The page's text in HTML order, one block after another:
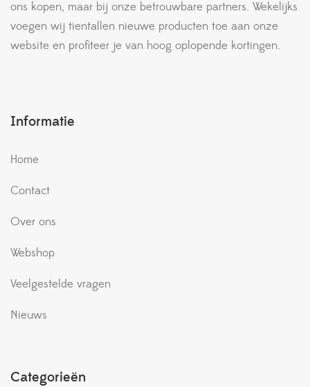
ons kopen, maar bij onze betrouwbare partners. Wekelijks
voegen wij tientallen nieuwe producten toe aan onze
website en profiteer je van hoog oplopende kortingen.
Informatie
Home
Contact
Over ons
Webshop
Veelgestelde vragen
Nieuws
Categorieën